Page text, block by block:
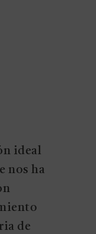
ideal
nos ha
de